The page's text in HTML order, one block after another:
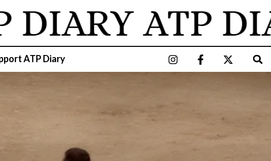
ATP
ATP Diary